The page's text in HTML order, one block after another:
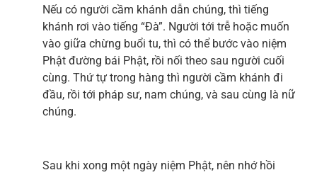
Nếu có người cầm khánh dẫn chúng, thì tiếng
khánh rơi vào tiếng “Đà”. Người tới trễ hoặc muốn
vào giữa chừng buổi tu, thì có thể bước vào niệm
Phật đường bái Phật, rồi nối theo sau người cuối
cùng. Thứ tự trong hàng thì người cầm khánh đi
đầu, rồi tới pháp sư, nam chúng, và sau cùng là nữ
chúng.
Sau khi xong một ngày niệm Phật, nên nhớ hồi